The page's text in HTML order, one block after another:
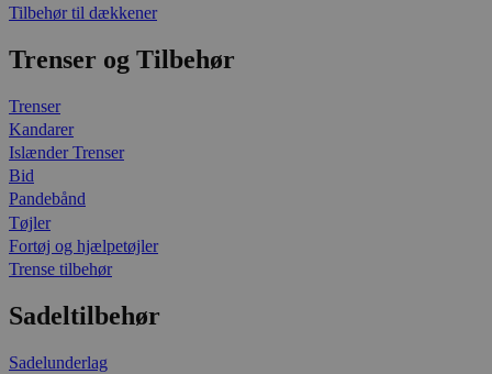
Tilbehør til dækkener
Trenser og Tilbehør
Trenser
Kandarer
Islænder Trenser
Bid
Pandebånd
Tøjler
Fortøj og hjælpetøjler
Trense tilbehør
Sadeltilbehør
Sadelunderlag